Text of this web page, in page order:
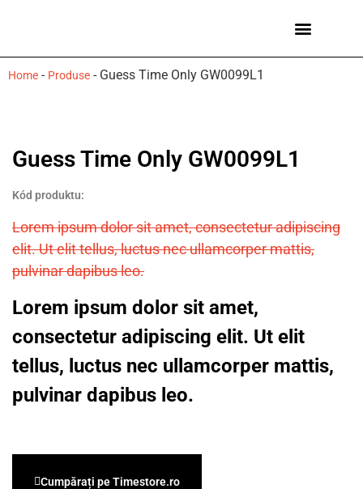
Home - Produse - Guess Time Only GW0099L1
Guess Time Only GW0099L1
Kód produktu:
Lorem ipsum dolor sit amet, consectetur adipiscing
elit. Ut elit tellus, luctus nec ullamcorper mattis,
pulvinar dapibus leo.
Lorem ipsum dolor sit amet,
consectetur adipiscing elit. Ut elit
tellus, luctus nec ullamcorper mattis,
pulvinar dapibus leo.
Cumpărați pe Timestore.ro